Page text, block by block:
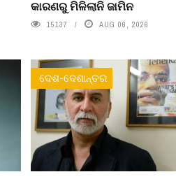
କାରଣରୁ ମିଳିଲାନି ଜାମିନ
15137 AUG 06, 2026
ଦେଶ-ଦେଶାନ୍ତର